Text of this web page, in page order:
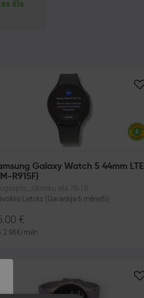
šīs
Galaxy Watch 5 44mm LTE
R915F)
Jātnieku iela 78-1B
Lietots (Garantija 6 mēneši)
€
2.96€/mēn.